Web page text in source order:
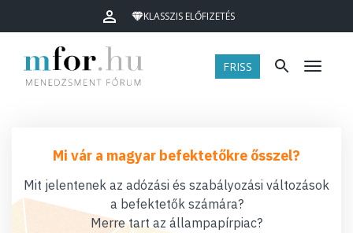
KLASSZIS ELŐFIZETÉS
FRISS Menü
Mi vár a magyar befektetőkre ősszel?
Mit jelentenek az adózási és szabályozási változások
a befektetők számára?
Merre tart az állampapírpiac?